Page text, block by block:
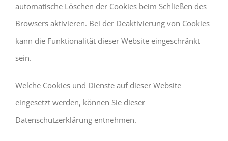
automatische Löschen der Cookies beim Schließen des
Browsers aktivieren. Bei der Deaktivierung von Cookies
kann die Funktionalität dieser Website eingeschränkt
sein.
Welche Cookies und Dienste auf dieser Website
eingesetzt werden, können Sie dieser
Datenschutzerklärung entnehmen.